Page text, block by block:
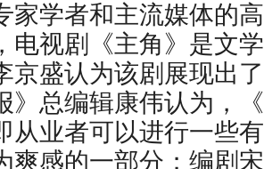
家学者和主流媒体的
电视剧《主角》是文
京盛认为该剧展现出
》总编辑康伟认为，
从业者可以进行一些
爽感的一部分；编剧